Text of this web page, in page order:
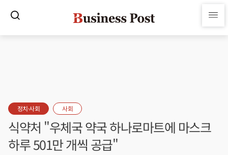
정치·사회 사회
식약처 "우체국 약국 하나로마트에 마스크
하루 501만 개씩 공급"